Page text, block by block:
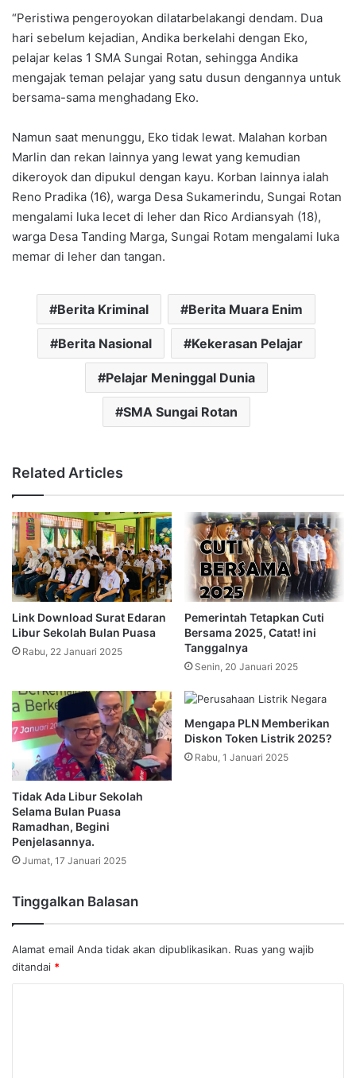
“Peristiwa pengeroyokan dilatarbelakangi dendam. Dua
hari sebelum kejadian, Andika berkelahi dengan Eko,
pelajar kelas 1 SMA Sungai Rotan, sehingga Andika
mengajak teman pelajar yang satu dusun dengannya untuk
bersama-sama menghadang Eko.
Namun saat menunggu, Eko tidak lewat. Malahan korban
Marlin dan rekan lainnya yang lewat yang kemudian
dikeroyok dan dipukul dengan kayu. Korban lainnya ialah
Reno Pradika (16), warga Desa Sukamerindu, Sungai Rotan
mengalami luka lecet di leher dan Rico Ardiansyah (18),
warga Desa Tanding Marga, Sungai Rotam mengalami luka
memar di leher dan tangan.
Berita Kriminal Berita Muara Enim
Berita Nasional Kekerasan Pelajar
Pelajar Meninggal Dunia
SMA Sungai Rotan
Related Articles
Link Download Surat Edaran
Libur Sekolah Bulan Puasa
Rabu, 22 Januari 2025
Pemerintah Tetapkan Cuti
Bersama 2025, Catat! ini
Tanggalnya
Senin, 20 Januari 2025
Tidak Ada Libur Sekolah
Selama Bulan Puasa
Ramadhan, Begini
Penjelasannya.
Jumat, 17 Januari 2025
Mengapa PLN Memberikan
Diskon Token Listrik 2025?
Rabu, 1 Januari 2025
Tinggalkan Balasan
Alamat email Anda tidak akan dipublikasikan. Ruas yang wajib
ditandai *